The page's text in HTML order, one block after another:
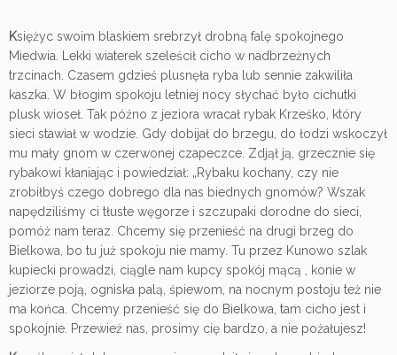
Księżyc swoim blaskiem srebrzył drobną falę spokojnego
Miedwia. Lekki wiaterek szeleścił cicho w nadbrzeżnych
trzcinach. Czasem gdzieś plusnęła ryba lub sennie zakwiliła
kaszka. W błogim spokoju letniej nocy słychać było cichutki
plusk wioseł. Tak późno z jeziora wracał rybak Krześko, który
sieci stawiał w wodzie. Gdy dobijał do brzegu, do łodzi wskoczył
mu mały gnom w czerwonej czapeczce. Zdjął ją, grzecznie się
rybakowi kłaniając i powiedział: „Rybaku kochany, czy nie
zrobiłbyś czego dobrego dla nas biednych gnomów? Wszak
napędziliśmy ci tłuste węgorze i szczupaki dorodne do sieci,
pomóż nam teraz. Chcemy się przenieść na drugi brzeg do
Bielkowa, bo tu już spokoju nie mamy. Tu przez Kunowo szlak
kupiecki prowadzi, ciągle nam kupcy spokój mącą , konie w
jeziorze poją, ogniska palą, śpiewom, na nocnym postoju też nie
ma końca. Chcemy przenieść się do Bielkowa, tam cicho jest i
spokojnie. Przewieź nas, prosimy cię bardzo, a nie pożałujesz!